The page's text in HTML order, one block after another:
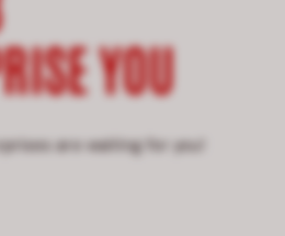
YOU
are waiting for you!